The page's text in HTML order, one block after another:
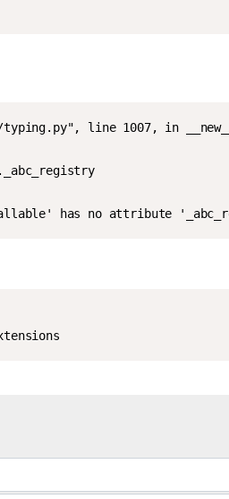
line 1007, in __new__
has no attribute